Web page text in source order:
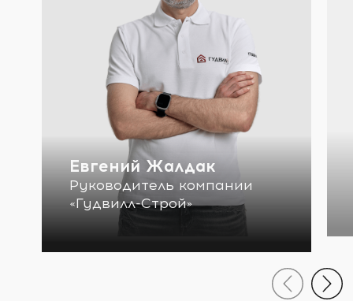
Евгений Жалдак
Руководитель компании
«Гудвилл-Строй»